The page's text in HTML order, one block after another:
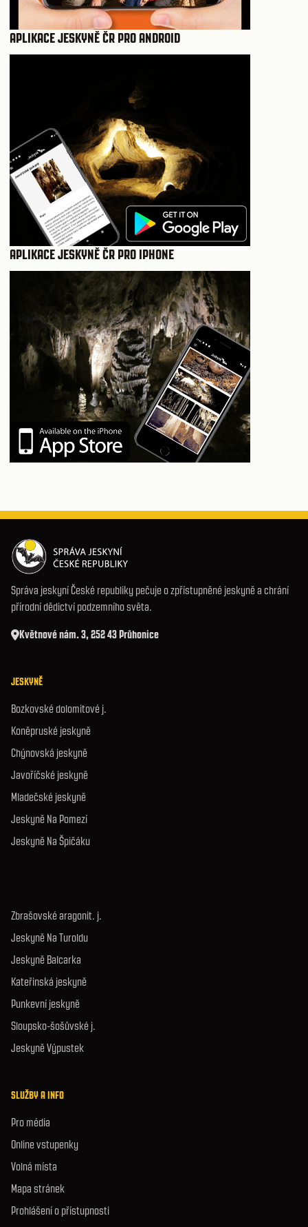
APLIKACE JESKYNĚ ČR PRO ANDROID
APLIKACE JESKYNĚ ČR PRO IPHONE
Správa jeskyní České republiky pečuje o zpřístupněné jeskyně a chrání
přírodní dědictví podzemního světa.
Květnové nám. 3, 252 43 Průhonice
JESKYNĚ
Bozkovské dolomitové j.
Koněpruské jeskyně
Chýnovská jeskyně
Javoříčské jeskyně
Mladečské jeskyně
Jeskyně Na Pomezí
Jeskyně Na Špičáku
Zbrašovské aragonit. j.
Jeskyně Na Turoldu
Jeskyně Balcarka
Kateřinská jeskyně
Punkevní jeskyně
Sloupsko-šošůvské j.
Jeskyně Výpustek
SLUŽBY A INFO
Pro média
Online vstupenky
Volná místa
Mapa stránek
Prohlášení o přístupnosti